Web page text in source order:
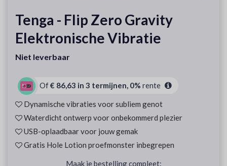
Tenga - Flip Zero Gravity
Elektronische Vibratie
Niet leverbaar
Of€ 86,63 in 3 termijnen, 0% rente
Dynamische vibraties voor subliem genot
Waterdicht ontwerp voor onbekommerd plezier
USB-oplaadbaar voor jouw gemak
Gratis Hole Lotion proefmonster inbegrepen
Maak je bestelling compleet: